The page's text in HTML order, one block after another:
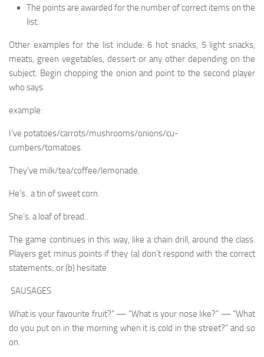
The points are awarded for the number of correct items on the
list.
Other examples for the list include: 6 hot snacks, 5 light snacks,
meats, green vegetables, dessert or any other depending on the
subject. Begin chopping the onion and point to the second player
who says
example:
I’ve potatoes/carrots/mushrooms/onions/cu-
cumbers/tomatoes.
They’ve milk/tea/coffee/lemonade.
He’s.. a tin of sweet corn.
She’s. a loaf of bread..
The game continues in this way, like a chain drill, around the class.
Players get minus points if they (a) don’t respond with the correct
statements; or (b) hesitate
SAUSAGES
What is your favourite fruit?” — “What is your nose like?” — “What
do you put on in the morning when it is cold in the street?” and so
on.